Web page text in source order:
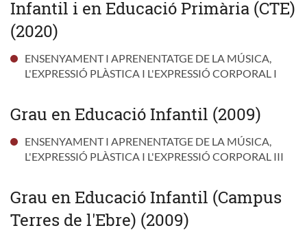
Infantil i en Educació Primària (CTE)
(2020)
ENSENYAMENT I APRENENTATGE DE LA MÚSICA,
L'EXPRESSIÓ PLÀSTICA I L'EXPRESSIÓ CORPORAL I
Grau en Educació Infantil (2009)
ENSENYAMENT I APRENENTATGE DE LA MÚSICA,
L'EXPRESSIÓ PLÀSTICA I L'EXPRESSIÓ CORPORAL III
Grau en Educació Infantil (Campus
Terres de l'Ebre) (2009)